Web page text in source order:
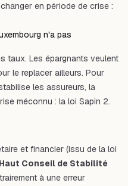
en période de crise :
n'a pas
taux. Les épargnants veulent
le replacer ailleurs. Pour
les assureurs, la
méconnu : la loi Sapin 2.
et financier (issu de la loi
Haut Conseil de Stabilité
à une erreur